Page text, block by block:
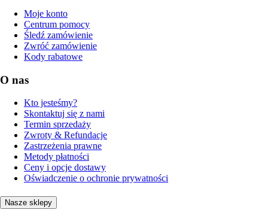
Moje konto
Centrum pomocy
Śledź zamówienie
Zwróć zamówienie
Kody rabatowe
O nas
Kto jesteśmy?
Skontaktuj się z nami
Termin sprzedaży
Zwroty & Refundacje
Zastrzeżenia prawne
Metody płatności
Ceny i opcje dostawy
Oświadczenie o ochronie prywatności
Nasze sklepy